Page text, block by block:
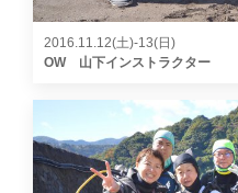
2016.11.12(土)-13(日)
OW 山下インストラクター